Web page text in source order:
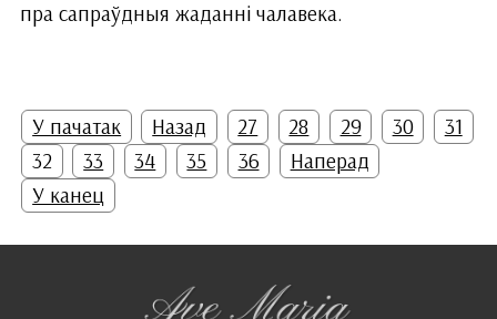
пра сапраўдныя жаданні чалавека.
У пачатак Назад 27 28 29 30
31
32
33 34 35 36
Наперад
У канец